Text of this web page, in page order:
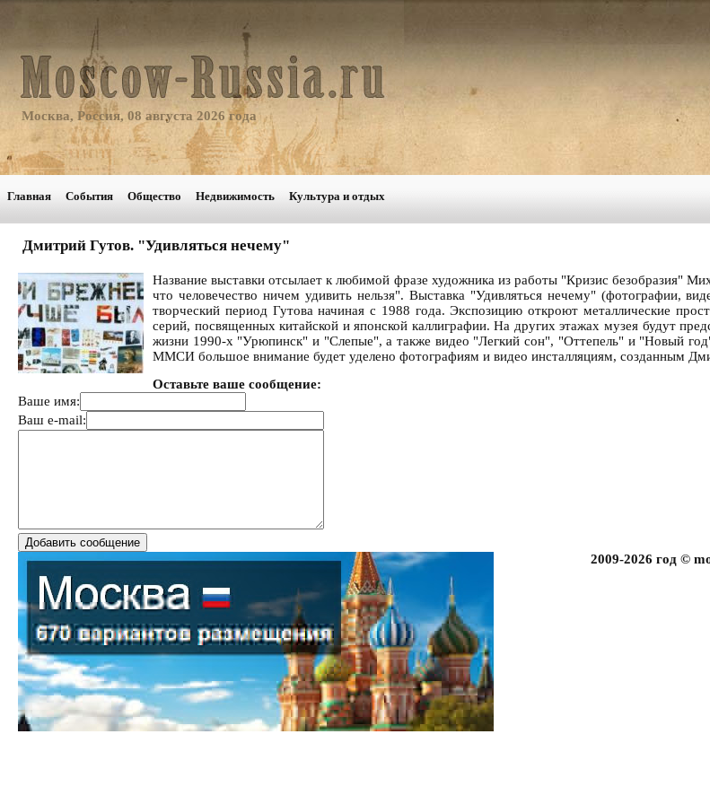
Москва, Россия, 08 августа 2026 года
Главная События Общество Недвижимость Культура и отдых
Дмитрий Гутов. "Удивляться нечему"
Название выставки отсылает к любимой фразе художника из работы "Кризис безобразия"
что человечество ничем удивить нельзя". Выставка "Удивляться нечему" (фотографии,
творческий период Гутова начиная с 1988 года. Экспозицию откроют металлические
серий, посвященных китайской и японской каллиграфии. На других этажах музея будут
жизни 1990-х "Урюпинск" и "Слепые", а также видео "Легкий сон", "Оттепель" и "Новый
ММСИ большое внимание будет уделено фотографиям и видео инсталляциям, созданным
Оставьте ваше сообщение:
Ваше имя:
Ваш e-mail:
2009-2026 год ©